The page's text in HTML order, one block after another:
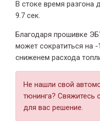
В стоке время разгона
9.7 сек.
Благодаря прошивке
может сократиться на
сниженем расхода
Не нашли свой
тюнинга? Свяжитесь
для вас решение.